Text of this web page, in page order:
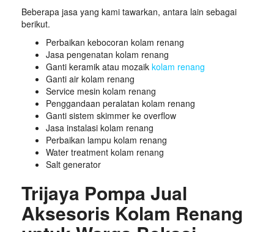
Beberapa jasa yang kami tawarkan, antara lain sebagai
berikut.
Perbaikan kebocoran kolam renang
Jasa pengenatan kolam renang
Ganti keramik atau mozaik kolam renang
Ganti air kolam renang
Service mesin kolam renang
Penggandaan peralatan kolam renang
Ganti sistem skimmer ke overflow
Jasa instalasi kolam renang
Perbaikan lampu kolam renang
Water treatment kolam renang
Salt generator
Trijaya Pompa Jual
Aksesoris Kolam Renang